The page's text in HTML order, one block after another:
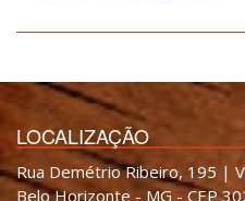
LOCALIZAÇÃO
Rua Demétrio Ribeiro, 195 |
Belo Horizonte - MG - CEP